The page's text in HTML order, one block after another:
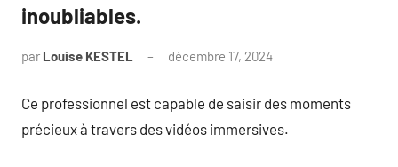
inoubliables.
par Louise KESTEL décembre 17, 2024
Ce professionnel est capable de saisir des moments
précieux à travers des vidéos immersives.